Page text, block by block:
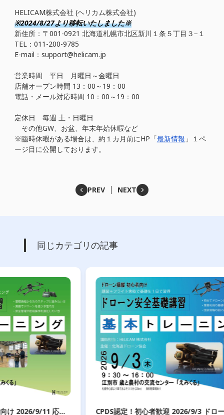
HELICAM株式会社 (ヘリカム株式会社)
※2024/8/27より移転いたしました※
新住所：〒001-0921 北海道札幌市北区新川１条５丁目３−１
TEL：011-200-9785
E-mail：support@helicam.jp
営業時間 平日 月曜日～金曜日
店舗オープン時間 13：00～19：00
電話・メール対応時間 10：00～19：00
定休日 毎週 土・日曜日
その他GW、お盆、年末年始休暇など
※臨時休暇がある場合は、約１カ月前にHP「最新情報 」１ペ
ージ目に公開しております。
PREV NEXT
同じカテゴリの記事
CPDS認定！初心者歓迎 2026/9/3 ドローン安全基